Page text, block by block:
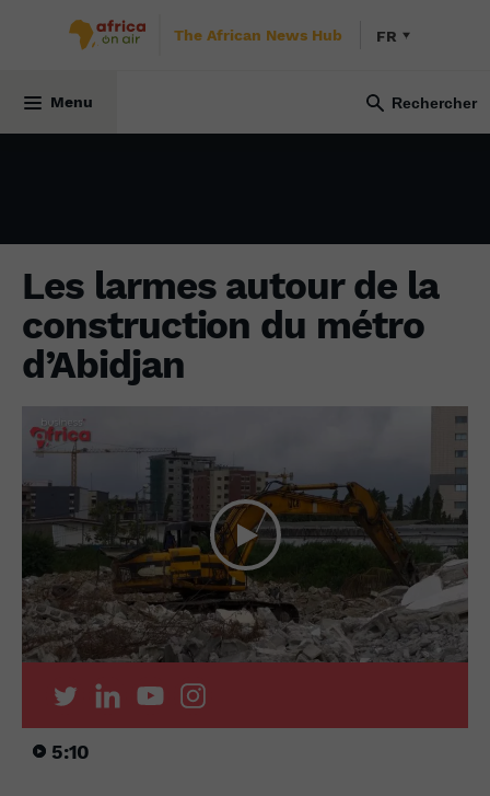
The African News Hub FR
Menu
Les larmes autour de la
construction du métro
d’Abidjan
5:10